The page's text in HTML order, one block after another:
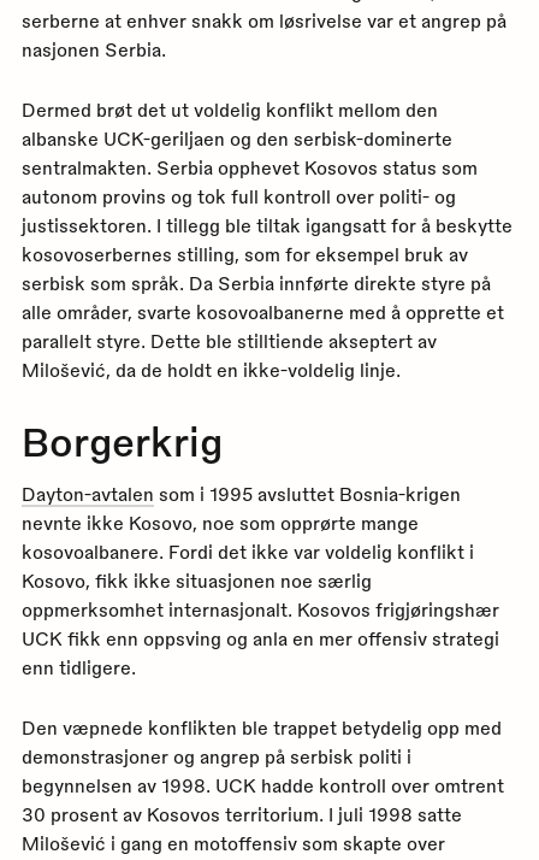
serberne at enhver snakk om løsrivelse var et angrep på
nasjonen Serbia.
Dermed brøt det ut voldelig konflikt mellom den
albanske UCK-geriljaen og den serbisk-dominerte
sentralmakten. Serbia opphevet Kosovos status som
autonom provins og tok full kontroll over politi- og
justissektoren. I tillegg ble tiltak igangsatt for å beskytte
kosovoserbernes stilling, som for eksempel bruk av
serbisk som språk. Da Serbia innførte direkte styre på
alle områder, svarte kosovoalbanerne med å opprette et
parallelt styre. Dette ble stilltiende akseptert av
Milošević, da de holdt en ikke-voldelig linje.
Borgerkrig
Dayton-avtalen som i 1995 avsluttet Bosnia-krigen
nevnte ikke Kosovo, noe som opprørte mange
kosovoalbanere. Fordi det ikke var voldelig konflikt i
Kosovo, fikk ikke situasjonen noe særlig
oppmerksomhet internasjonalt. Kosovos frigjøringshær
UCK fikk enn oppsving og anla en mer offensiv strategi
enn tidligere.
Den væpnede konflikten ble trappet betydelig opp med
demonstrasjoner og angrep på serbisk politi i
begynnelsen av 1998. UCK hadde kontroll over omtrent
30 prosent av Kosovos territorium. I juli 1998 satte
Milošević i gang en motoffensiv som skapte over